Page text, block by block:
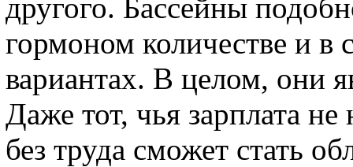
другого. Бассейны
гормоном количестве и в
вариантах. В целом, они
Даже тот, чья зарплата
без труда сможет стать